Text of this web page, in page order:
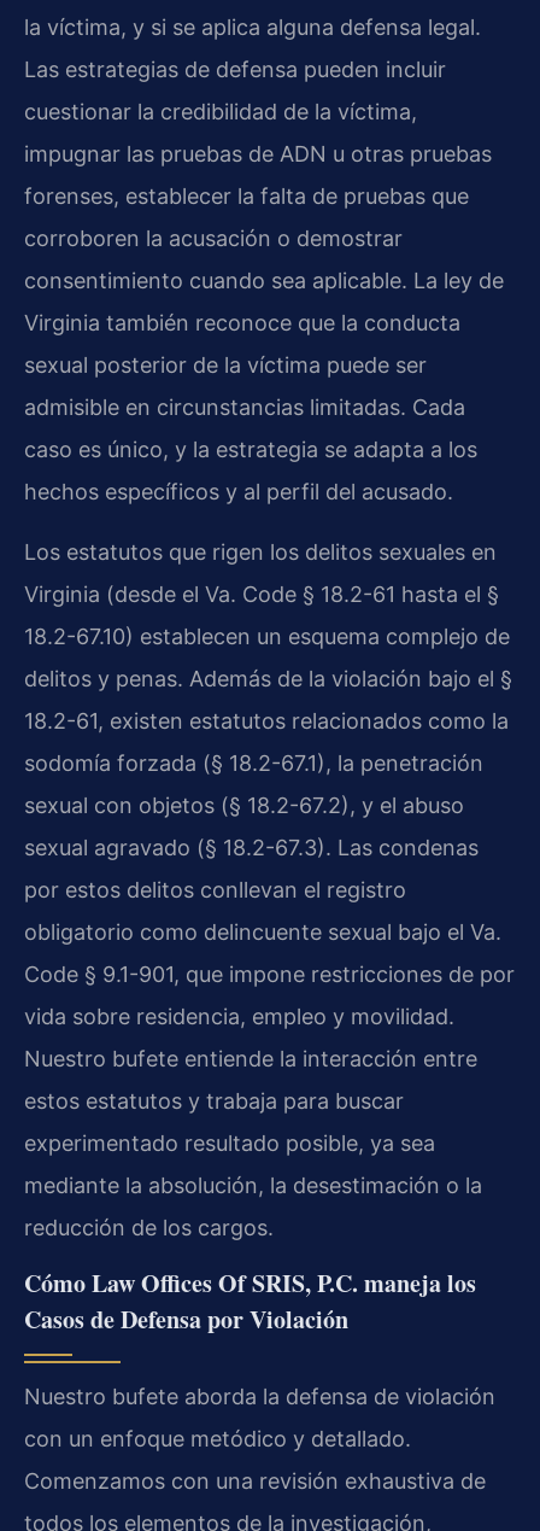
la víctima, y si se aplica alguna defensa legal.
Las estrategias de defensa pueden incluir
cuestionar la credibilidad de la víctima,
impugnar las pruebas de ADN u otras pruebas
forenses, establecer la falta de pruebas que
corroboren la acusación o demostrar
consentimiento cuando sea aplicable. La ley de
Virginia también reconoce que la conducta
sexual posterior de la víctima puede ser
admisible en circunstancias limitadas. Cada
caso es único, y la estrategia se adapta a los
hechos específicos y al perfil del acusado.
Los estatutos que rigen los delitos sexuales en
Virginia (desde el Va. Code § 18.2-61 hasta el §
18.2-67.10) establecen un esquema complejo de
delitos y penas. Además de la violación bajo el §
18.2-61, existen estatutos relacionados como la
sodomía forzada (§ 18.2-67.1), la penetración
sexual con objetos (§ 18.2-67.2), y el abuso
sexual agravado (§ 18.2-67.3). Las condenas
por estos delitos conllevan el registro
obligatorio como delincuente sexual bajo el Va.
Code § 9.1-901, que impone restricciones de por
vida sobre residencia, empleo y movilidad.
Nuestro bufete entiende la interacción entre
estos estatutos y trabaja para buscar
experimentado resultado posible, ya sea
mediante la absolución, la desestimación o la
reducción de los cargos.
Cómo Law Offices Of SRIS, P.C. maneja los
Casos de Defensa por Violación
Nuestro bufete aborda la defensa de violación
con un enfoque metódico y detallado.
Comenzamos con una revisión exhaustiva de
todos los elementos de la investigación,